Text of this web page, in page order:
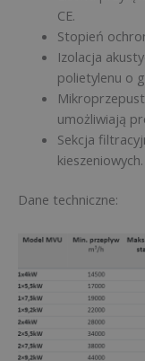
CE.
Stopień
Izolacja
polietylenu o
umożliwiają
Sekcja
kieszeniowych.
Dane techniczne: